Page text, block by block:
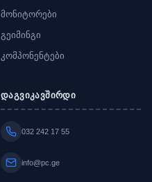
მონიტორები
გეიმინგი
კომპონენტები
დაგვიკავშირდი
032 242 17 55
info@pc.ge